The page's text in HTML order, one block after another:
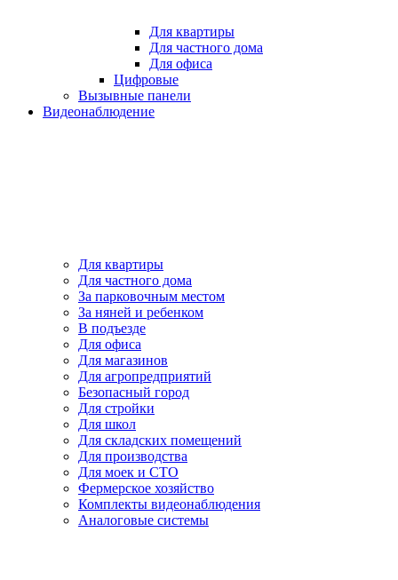
Для квартиры
Для частного дома
Для офиса
Цифровые
Вызывные панели
Видеонаблюдение
Для квартиры
Для частного дома
За парковочным местом
За няней и ребенком
В подъезде
Для офиса
Для магазинов
Для агропредприятий
Безопасный город
Для стройки
Для школ
Для складских помещений
Для производства
Для моек и СТО
Фермерское хозяйство
Комплекты видеонаблюдения
Аналоговые системы